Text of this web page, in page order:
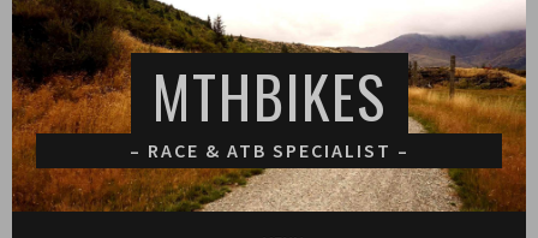
Spring
naar
inhoud
MTHBIKES
– RACE & ATB SPECIALIST –